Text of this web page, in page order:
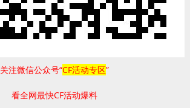
关注微信公众号“CF活动专区”
看全网最快CF活动爆料